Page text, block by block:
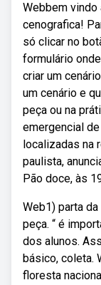
Webbem
cenografica!
só clicar no
formulário
criar um
um cenário e
peça ou na
emergencial
localizadas na
paulista,
Pão doce, às
Web1) parta
peça. “ é
dos alunos.
básico, coleta.
floresta